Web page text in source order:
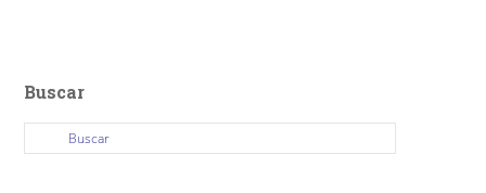
Buscar